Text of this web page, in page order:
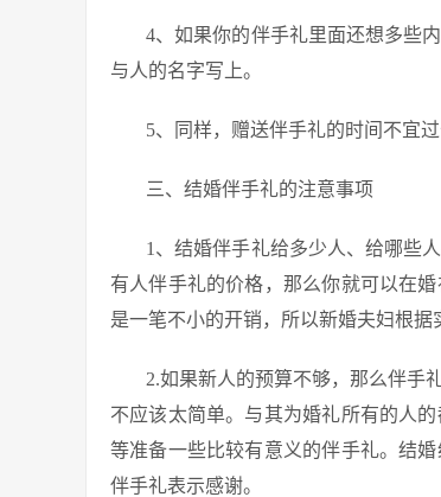
4、如果你的伴手礼里面还想多些
与人的名字写上。
5、同样，赠送伴手礼的时间不宜
三、结婚伴手礼的注意事项
1、结婚伴手礼给多少人、给哪些
有人伴手礼的价格，那么你就可以在
是一笔不小的开销，所以新婚夫妇根据
2.如果新人的预算不够，那么伴手
不应该太简单。与其为婚礼所有的人
等准备一些比较有意义的伴手礼。结
伴手礼表示感谢。